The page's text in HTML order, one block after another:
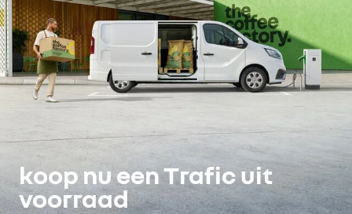
koop nu een Trafic uit
voorraad